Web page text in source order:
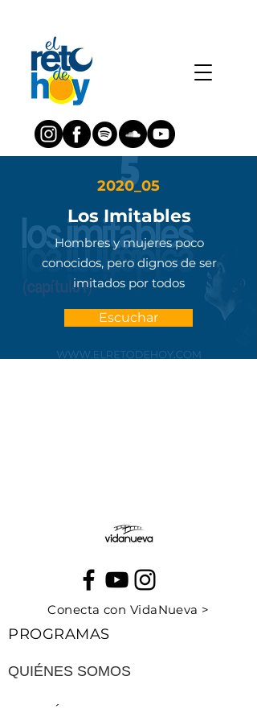
2020_05
Los Imitables
Hombres y mujeres poco
conocidos, pero dignos de ser
imitados por todos
Escuchar
Conecta con VidaNueva >
PROGRAMAS
QUIÉNES SOMOS
CONTÁCTANOS